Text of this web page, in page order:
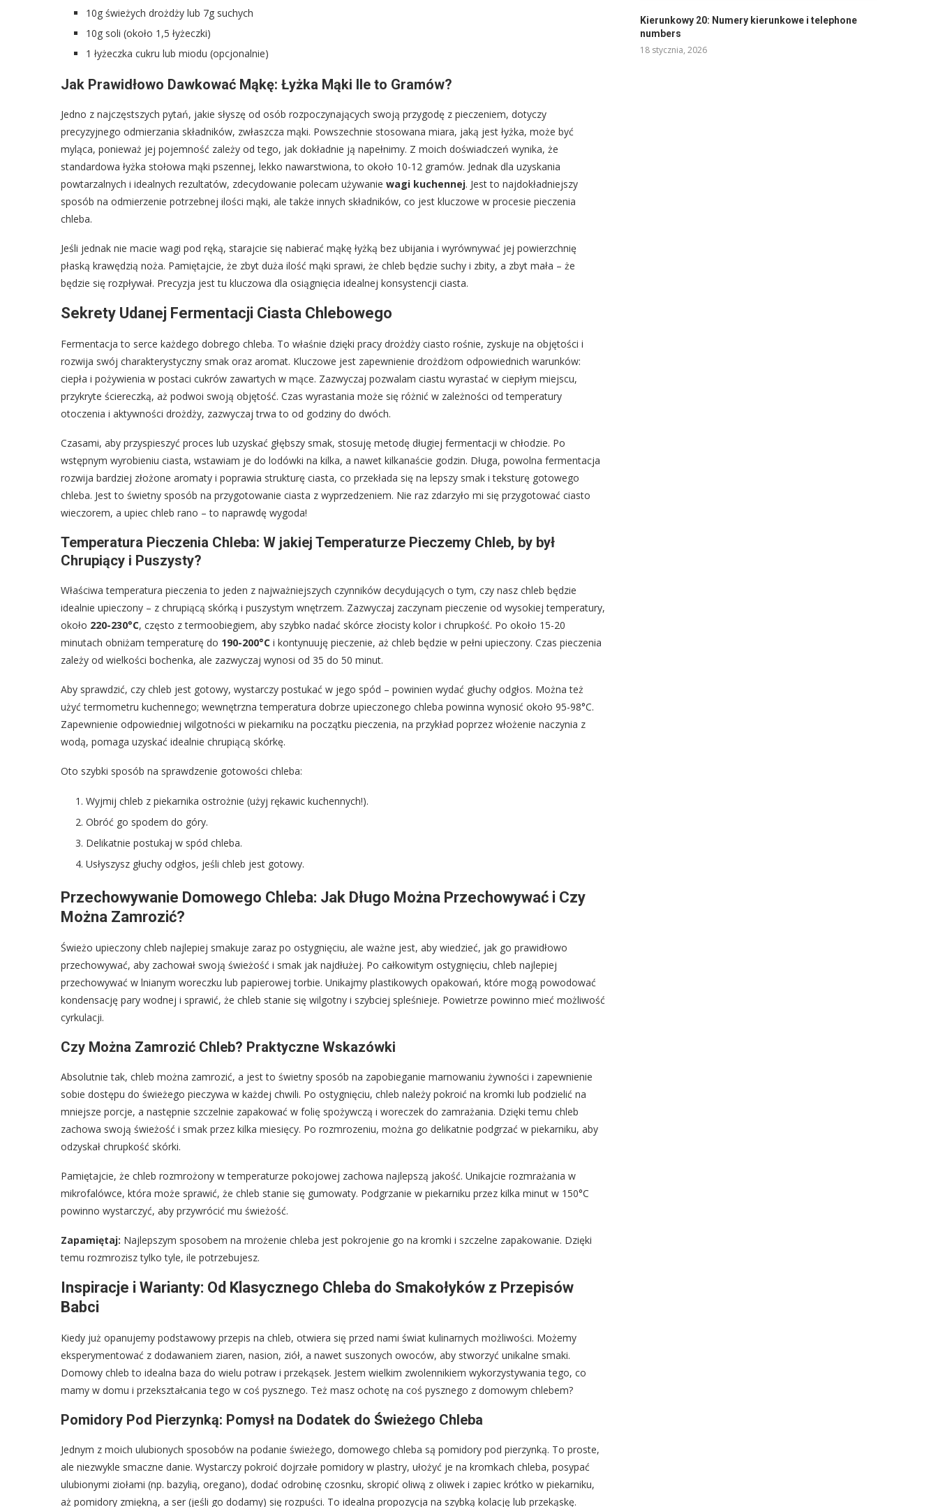
10g świeżych drożdży lub 7g suchych
10g soli (około 1,5 łyżeczki)
1 łyżeczka cukru lub miodu (opcjonalnie)
Jak Prawidłowo Dawkować Mąkę: Łyżka Mąki Ile to Gramów?
Jedno z najczęstszych pytań, jakie słyszę od osób rozpoczynających swoją przygodę z pieczeniem, dotyczy
precyzyjnego odmierzania składników, zwłaszcza mąki. Powszechnie stosowana miara, jaką jest łyżka, może być
myląca, ponieważ jej pojemność zależy od tego, jak dokładnie ją napełnimy. Z moich doświadczeń wynika, że
standardowa łyżka stołowa mąki pszennej, lekko nawarstwiona, to około 10-12 gramów. Jednak dla uzyskania
powtarzalnych i idealnych rezultatów, zdecydowanie polecam używanie wagi kuchennej. Jest to najdokładniejszy
sposób na odmierzenie potrzebnej ilości mąki, ale także innych składników, co jest kluczowe w procesie pieczenia
chleba.
Jeśli jednak nie macie wagi pod ręką, starajcie się nabierać mąkę łyżką bez ubijania i wyrównywać jej powierzchnię
płaską krawędzią noża. Pamiętajcie, że zbyt duża ilość mąki sprawi, że chleb będzie suchy i zbity, a zbyt mała – że
będzie się rozpływał. Precyzja jest tu kluczowa dla osiągnięcia idealnej konsystencji ciasta.
Sekrety Udanej Fermentacji Ciasta Chlebowego
Fermentacja to serce każdego dobrego chleba. To właśnie dzięki pracy drożdży ciasto rośnie, zyskuje na objętości i
rozwija swój charakterystyczny smak oraz aromat. Kluczowe jest zapewnienie drożdżom odpowiednich warunków:
ciepła i pożywienia w postaci cukrów zawartych w mące. Zazwyczaj pozwalam ciastu wyrastać w ciepłym miejscu,
przykryte ściereczką, aż podwoi swoją objętość. Czas wyrastania może się różnić w zależności od temperatury
otoczenia i aktywności drożdży, zazwyczaj trwa to od godziny do dwóch.
Czasami, aby przyspieszyć proces lub uzyskać głębszy smak, stosuję metodę długiej fermentacji w chłodzie. Po
wstępnym wyrobieniu ciasta, wstawiam je do lodówki na kilka, a nawet kilkanaście godzin. Długa, powolna fermentacja
rozwija bardziej złożone aromaty i poprawia strukturę ciasta, co przekłada się na lepszy smak i teksturę gotowego
chleba. Jest to świetny sposób na przygotowanie ciasta z wyprzedzeniem. Nie raz zdarzyło mi się przygotować ciasto
wieczorem, a upiec chleb rano – to naprawdę wygoda!
Temperatura Pieczenia Chleba: W jakiej Temperaturze Pieczemy Chleb, by był
Chrupiący i Puszysty?
Właściwa temperatura pieczenia to jeden z najważniejszych czynników decydujących o tym, czy nasz chleb będzie
idealnie upieczony – z chrupiącą skórką i puszystym wnętrzem. Zazwyczaj zaczynam pieczenie od wysokiej temperatury,
około 220-230°C, często z termoobiegiem, aby szybko nadać skórce złocisty kolor i chrupkość. Po około 15-20
minutach obniżam temperaturę do 190-200°C i kontynuuję pieczenie, aż chleb będzie w pełni upieczony. Czas pieczenia
zależy od wielkości bochenka, ale zazwyczaj wynosi od 35 do 50 minut.
Aby sprawdzić, czy chleb jest gotowy, wystarczy postukać w jego spód – powinien wydać głuchy odgłos. Można też
użyć termometru kuchennego; wewnętrzna temperatura dobrze upieczonego chleba powinna wynosić około 95-98°C.
Zapewnienie odpowiedniej wilgotności w piekarniku na początku pieczenia, na przykład poprzez włożenie naczynia z
wodą, pomaga uzyskać idealnie chrupiącą skórkę.
Oto szybki sposób na sprawdzenie gotowości chleba:
Wyjmij chleb z piekarnika ostrożnie (użyj rękawic kuchennych!).
Obróć go spodem do góry.
Delikatnie postukaj w spód chleba.
Usłyszysz głuchy odgłos, jeśli chleb jest gotowy.
Przechowywanie Domowego Chleba: Jak Długo Można Przechowywać i Czy
Można Zamrozić?
Świeżo upieczony chleb najlepiej smakuje zaraz po ostygnięciu, ale ważne jest, aby wiedzieć, jak go prawidłowo
przechowywać, aby zachował swoją świeżość i smak jak najdłużej. Po całkowitym ostygnięciu, chleb najlepiej
przechowywać w lnianym woreczku lub papierowej torbie. Unikajmy plastikowych opakowań, które mogą powodować
kondensację pary wodnej i sprawić, że chleb stanie się wilgotny i szybciej spleśnieje. Powietrze powinno mieć możliwość
cyrkulacji.
Czy Można Zamrozić Chleb? Praktyczne Wskazówki
Absolutnie tak, chleb można zamrozić, a jest to świetny sposób na zapobieganie marnowaniu żywności i zapewnienie
sobie dostępu do świeżego pieczywa w każdej chwili. Po ostygnięciu, chleb należy pokroić na kromki lub podzielić na
mniejsze porcje, a następnie szczelnie zapakować w folię spożywczą i woreczek do zamrażania. Dzięki temu chleb
zachowa swoją świeżość i smak przez kilka miesięcy. Po rozmrozeniu, można go delikatnie podgrzać w piekarniku, aby
odzyskał chrupkość skórki.
Pamiętajcie, że chleb rozmrożony w temperaturze pokojowej zachowa najlepszą jakość. Unikajcie rozmrażania w
mikrofalówce, która może sprawić, że chleb stanie się gumowaty. Podgrzanie w piekarniku przez kilka minut w 150°C
powinno wystarczyć, aby przywrócić mu świeżość.
Zapamiętaj: Najlepszym sposobem na mrożenie chleba jest pokrojenie go na kromki i szczelne zapakowanie. Dzięki
temu rozmrozisz tylko tyle, ile potrzebujesz.
Inspiracje i Warianty: Od Klasycznego Chleba do Smakołyków z Przepisów
Babci
Kiedy już opanujemy podstawowy przepis na chleb, otwiera się przed nami świat kulinarnych możliwości. Możemy
eksperymentować z dodawaniem ziaren, nasion, ziół, a nawet suszonych owoców, aby stworzyć unikalne smaki.
Domowy chleb to idealna baza do wielu potraw i przekąsek. Jestem wielkim zwolennikiem wykorzystywania tego, co
mamy w domu i przekształcania tego w coś pysznego. Też masz ochotę na coś pysznego z domowym chlebem?
Pomidory Pod Pierzynką: Pomysł na Dodatek do Świeżego Chleba
Jednym z moich ulubionych sposobów na podanie świeżego, domowego chleba są pomidory pod pierzynką. To proste,
ale niezwykle smaczne danie. Wystarczy pokroić dojrzałe pomidory w plastry, ułożyć je na kromkach chleba, posypać
ulubionymi ziołami (np. bazylią, oregano), dodać odrobinę czosnku, skropić oliwą z oliwek i zapiec krótko w piekarniku,
aż pomidory zmiękną, a ser (jeśli go dodamy) się rozpuści. To idealna propozycja na szybką kolację lub przekąskę.
Kierunkowy 20: Numery kierunkowe i telephone
numbers
18 stycznia, 2026